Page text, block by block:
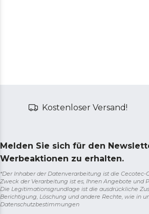
Kostenloser Versand!
Melden Sie sich für den
Werbeaktionen zu erhalten.
*Der Inhaber der Datenverarbeitung ist die Cecotec-
Zweck der Verarbeitung ist es, Ihnen Angebote und
Die Legitimationsgrundlage ist die ausdrückliche
Berichtigung, Löschung und andere Rechte, wie in
Datenschutzbestimmungen